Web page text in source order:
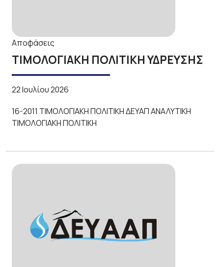
Αποφάσεις
ΤΙΜΟΛΟΓΙΑΚΗ ΠΟΛΙΤΙΚΗ ΥΔΡΕΥΣΗΣ
22 Ιουλίου 2026
16-2011 ΤΙΜΟΛΟΓΙΑΚΗ ΠΟΛΙΤΙΚΗ ΔΕΥΑΠ ΑΝΑΛΥΤΙΚΗ
ΤΙΜΟΛΟΓΙΑΚΗ ΠΟΛΙΤΙΚΗ